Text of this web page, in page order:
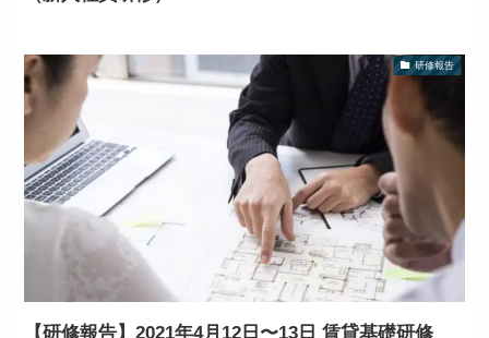
研修報告
【研修報告】2021年4月12日〜13日 賃貸基礎研修